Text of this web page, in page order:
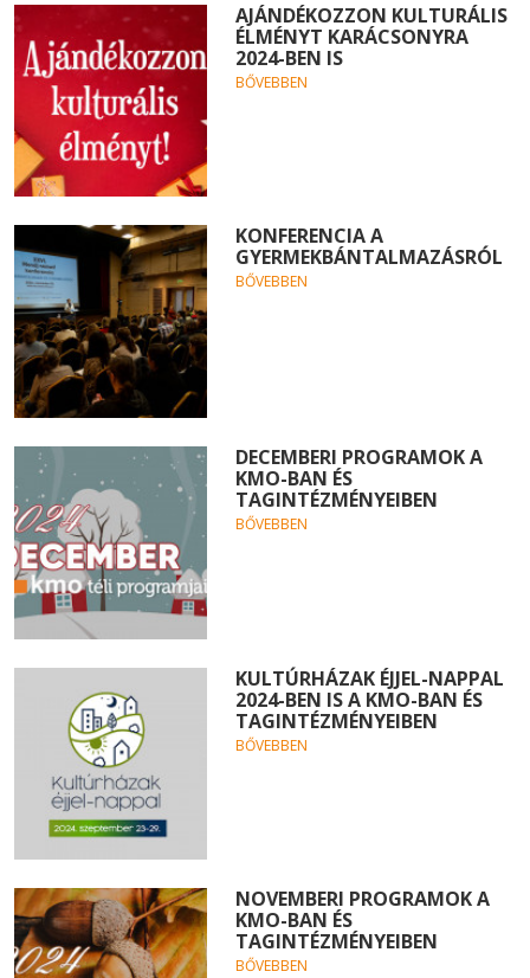
AJÁNDÉKOZZON KULTURÁLIS
ÉLMÉNYT KARÁCSONYRA
2024-BEN IS
BŐVEBBEN
KONFERENCIA A
GYERMEKBÁNTALMAZÁSRÓL
BŐVEBBEN
DECEMBERI PROGRAMOK A
KMO-BAN ÉS
TAGINTÉZMÉNYEIBEN
BŐVEBBEN
KULTÚRHÁZAK ÉJJEL-NAPPAL
2024-BEN IS A KMO-BAN ÉS
TAGINTÉZMÉNYEIBEN
BŐVEBBEN
NOVEMBERI PROGRAMOK A
KMO-BAN ÉS
TAGINTÉZMÉNYEIBEN
BŐVEBBEN